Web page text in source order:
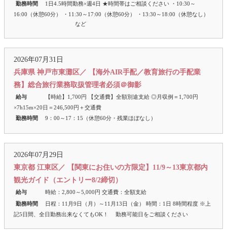
勤務時間
1日4.5時間勤務×週4日 ★時間帯はご相談ください ・10:30～
16:00（休憩60分） ・11:30～17:00（休憩60分） ・13:30～18:00（休憩なし）
など
2026年07月31日
兵庫県 神戸市東灘区／ 【海外AIR手配／教育旅行の手配業
務】総合旅行業務取扱管理者必須＠御影
給与
【時給】1,700円 【交通費】全額別途支給 ◎月収例＝1,700円
×7h15m×20日＝246,500円＋交通費
勤務時間
9：00～17：15（休憩60分・残業ほぼなし）
2026年07月29日
東京都 江東区／ 【関東にお住いの方限定】11/9～13東京都内
観光ガイド（エントリー8/2締切）
給与
時給：2,800～5,000円 交通費：全額支給
勤務時間
日程：11月9日（月）～11月13日（金） 時間：1日 8時間程度 ※上
記5日間、全日勤務出来なくてもOK！ 勤務可能日をご相談ください